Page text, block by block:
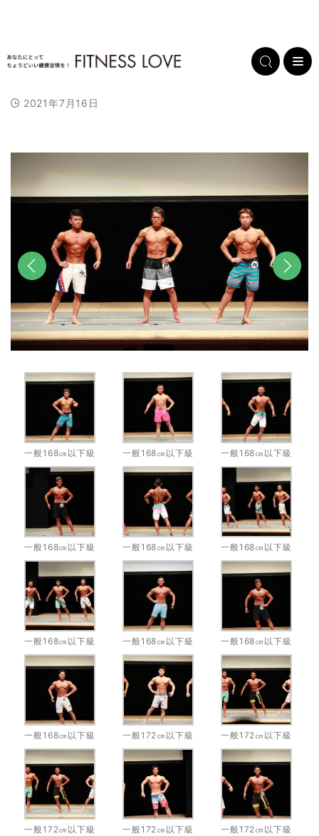
2021年7月16日
一般168㎝以下級 一般168㎝以下級 一般168㎝以下級
一般168㎝以下級 一般168㎝以下級 一般168㎝以下級
一般168㎝以下級 一般168㎝以下級 一般168㎝以下級
一般168㎝以下級 一般172㎝以下級 一般172㎝以下級
一般172㎝以下級 一般172㎝以下級 一般172㎝以下級